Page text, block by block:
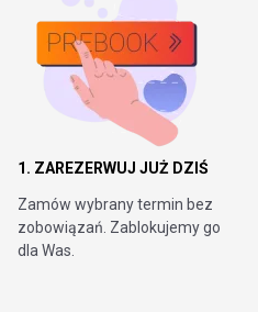
1. ZAREZERWUJ JUŻ DZIŚ
Zamów wybrany termin bez
zobowiązań. Zablokujemy go
dla Was.